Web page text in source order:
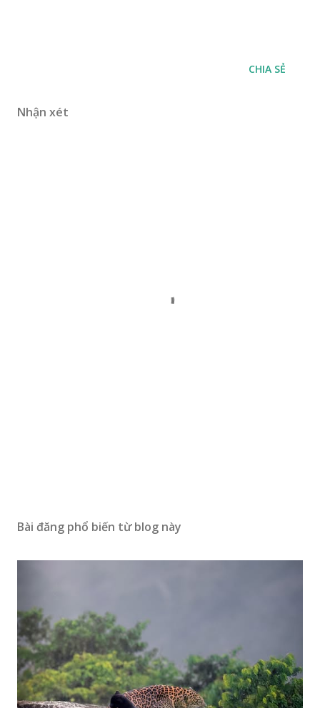
CHIA SẺ
Nhận xét
Bài đăng phổ biến từ blog này